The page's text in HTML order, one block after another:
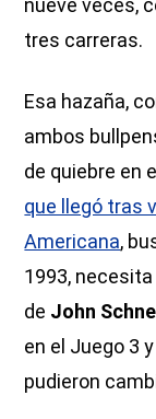
nueve veces,
tres carreras.
Esa hazaña,
ambos
de quiebre en
que llegó tras
Americana,
1993,
de John
en el Juego 3
pudieron